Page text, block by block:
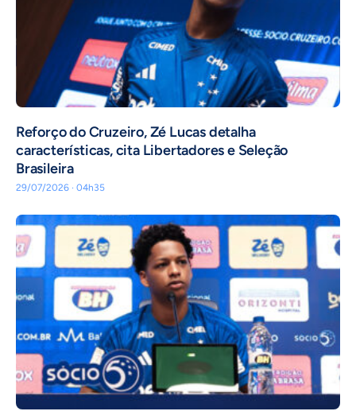
⁠Reforço do Cruzeiro, Zé Lucas detalha
características, cita Libertadores e Seleção
Brasileira
29/07/2026 · 04h35